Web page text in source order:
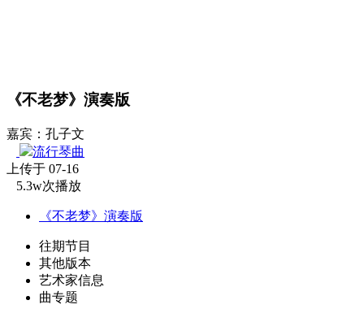
《不老梦》演奏版
嘉宾：孔子文
流行琴曲
上传于 07-16
5.3w次播放
《不老梦》演奏版
往期节目
其他版本
艺术家信息
曲专题